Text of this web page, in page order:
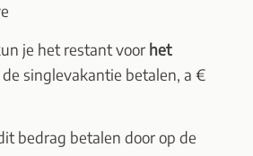
je het restant voor het
singlevakantie betalen, a €
bedrag betalen door op de